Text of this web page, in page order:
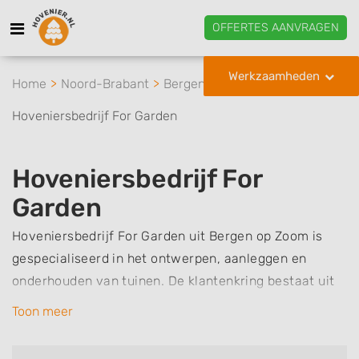
OFFERTES AANVRAGEN
Werkzaamheden
Home Noord-Brabant Bergen op Zoom
Hoveniersbedrijf For Garden
Hoveniersbedrijf For
Garden
Hoveniersbedrijf For Garden uit Bergen op Zoom is
gespecialiseerd in het ontwerpen, aanleggen en
onderhouden van tuinen. De klantenkring bestaat uit
zowel particuliere als zakelijke opdrachtgevers en het
Toon meer